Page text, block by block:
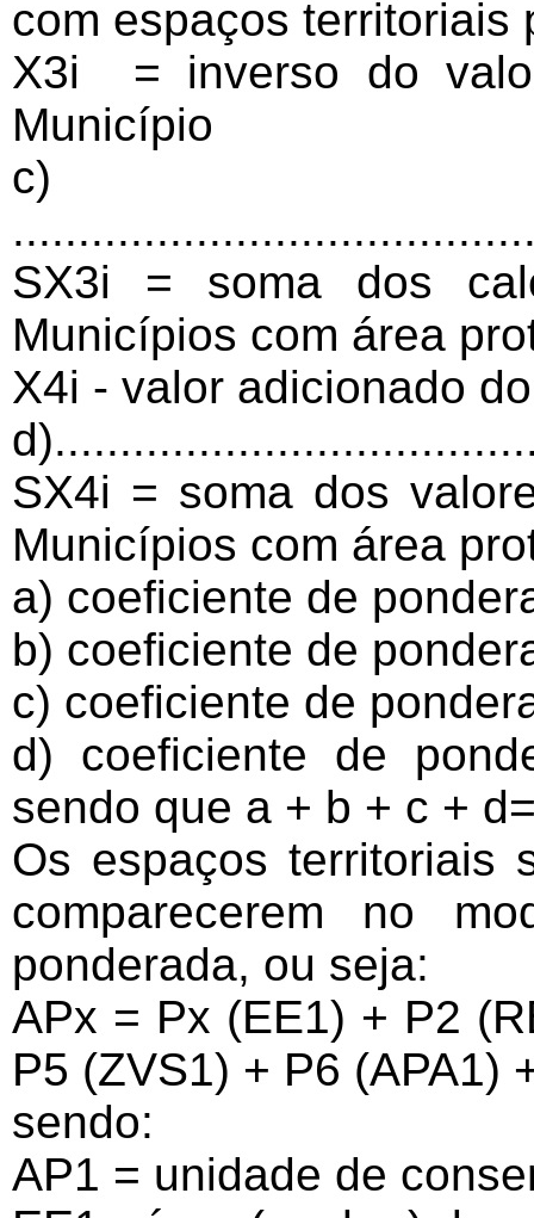
com espaços territoriais
X3i = inverso do
Município
c)
SX3i = soma dos
Municípios com área
X4i - valor adicionado
SX4i = soma dos
Municípios com área
a) coeficiente de
b) coeficiente de
c) coeficiente de
d) coeficiente de
sendo que a + b + c +
Os espaços territoriais
comparecerem no
ponderada, ou seja:
APx = Px (EE1) + P2
P5 (ZVS1) + P6 (APA1)
sendo:
AP1 = unidade de